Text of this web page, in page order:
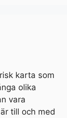
karta som
olika
vara
till och med